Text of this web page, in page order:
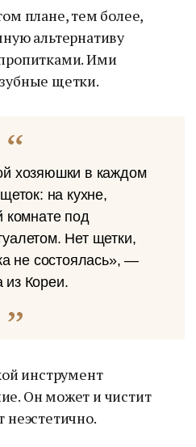
плане, тем более,
альтернативу
Ими
щетки.
хозяюшки в каждом
на кухне,
комнате под
Нет щетки,
не состоялась», —
из Кореи.
инструмент
Он может и чистит